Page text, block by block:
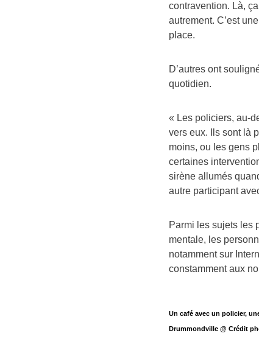
contravention. Là,
autrement. C’est
place.
D’autres ont
quotidien.
« Les policiers, au-
vers eux. Ils sont là
moins, ou les gens
certaines
sirène allumés
autre participant
Parmi les sujets les
mentale, les
notamment sur
constamment aux
Un café avec un policier,
Drummondville @ Crédit